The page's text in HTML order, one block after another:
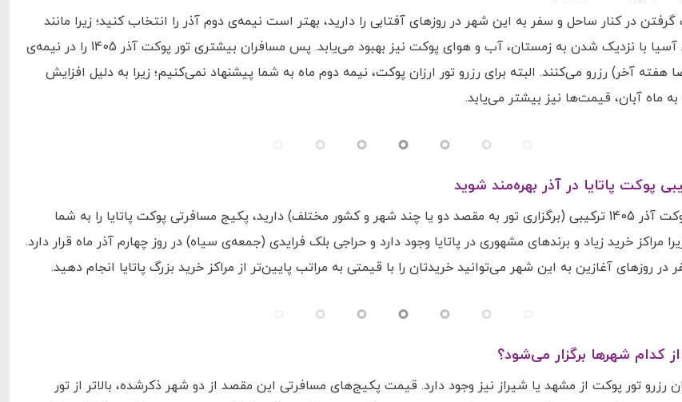
گرفتن در کنار ساحل و سفر به این شهر در روزهای آفتابی را دارید، بهتر است نیمه‌ی دوم آذر را انتخاب کنید؛ زیرا مانند
سایر شهرهای شرق آسیا با نزدیک شدن به زمستان، آب و هوای پوکت نیز بهبود می‌یابد. پس مسافران بیشتری تور پوکت آذر 1405 را در نیمه‌ی
آخر) رزرو می‌کنند. البته برای رزرو تور ارزان پوکت، نیمه دوم ماه به شما پیشنهاد نمی‌کنیم؛ زیرا به دلیل افزایش
ماه آبان، قیمت‌ها نیز بیشتر می‌یابد.
پوکت پاتایا در آذر بهره‌مند شوید
اگر قصد رزرو تور پوکت آذر 1405 ترکیبی (برگزاری تور به مقصد دو یا چند شهر و کشور مختلف) دارید، پکیج مسافرتی پوکت پاتایا را به شما
مراکز خرید زیاد و برندهای مشهوری در پاتایا وجود دارد و حراجی بلک فرایدی (جمعه‌ی سیاه) در روز چهارم آذر ماه قرار دارد.
در روزهای آغازین به این شهر می‌توانید خریدتان را با قیمتی به مراتب پایین‌تر از مراکز خرید بزرگ پاتایا انجام دهید.
کدام شهرها برگزار می‌شود؟
رزرو تور پوکت از مشهد یا شیراز نیز وجود دارد. قیمت پکیج‌های مسافرتی این مقصد از دو شهر ذکرشده، بالاتر از تور